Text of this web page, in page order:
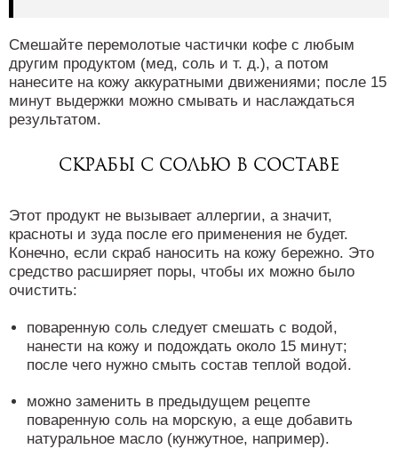
Смешайте перемолотые частички кофе с любым
другим продуктом (мед, соль и т. д.), а потом
нанесите на кожу аккуратными движениями; после 15
минут выдержки можно смывать и наслаждаться
результатом.
Скрабы с солью в составе
Этот продукт не вызывает аллергии, а значит,
красноты и зуда после его применения не будет.
Конечно, если скраб наносить на кожу бережно. Это
средство расширяет поры, чтобы их можно было
очистить:
поваренную соль следует смешать с водой,
нанести на кожу и подождать около 15 минут;
после чего нужно смыть состав теплой водой.
можно заменить в предыдущем рецепте
поваренную соль на морскую, а еще добавить
натуральное масло (кунжутное, например).